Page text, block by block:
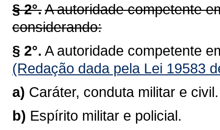
§ 2°.A autoridade competente
considerando:
§ 2°. A autoridade competente
(Redação dada pela Lei 19583
a) Caráter, conduta militar e civil.
b) Espírito militar e policial.